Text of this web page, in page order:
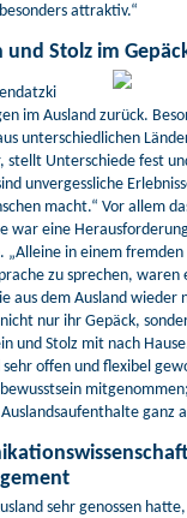
attraktiv.“
und Stolz im
im Ausland zurück.
unterschiedlichen
stellt Unterschiede fest
unvergessliche
macht.“ Vor allem
war eine
in einem fremden
zu sprechen, waren
aus dem Ausland wieder
nur ihr Gepäck,
und Stolz mit nach
offen und flexibel
ganz
sehr genossen